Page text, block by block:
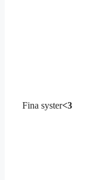
Fina syster<3